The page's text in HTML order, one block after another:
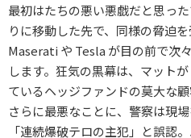
最初はたちの悪い悪戯だと思っ
りに移動した先で、同様の脅迫
Maserati や Tesla が目の前で次
します。狂気の黒幕は、マット
ているヘッジファンドの莫大な
さらに最悪なことに、警察は現
「連続爆破テロの主犯」と誤認